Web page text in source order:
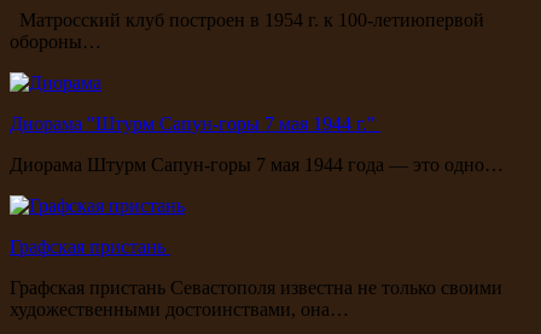
Матросский клуб построен в 1954 г. к 100-летиюпервой
обороны…
Диорама "Штурм Сапун-горы 7 мая 1944 г."
Диорама Штурм Сапун-горы 7 мая 1944 года — это одно…
Графская пристань
Графская пристань Севастополя известна не только своими
художественными достоинствами, она…